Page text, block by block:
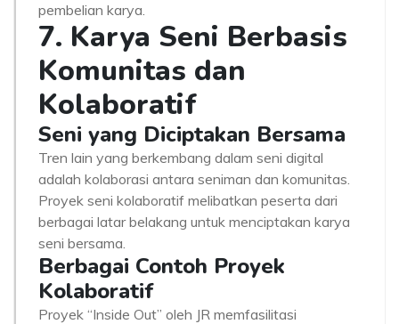
pembelian karya.
7. Karya Seni Berbasis
Komunitas dan
Kolaboratif
Seni yang Diciptakan Bersama
Tren lain yang berkembang dalam seni digital
adalah kolaborasi antara seniman dan komunitas.
Proyek seni kolaboratif melibatkan peserta dari
berbagai latar belakang untuk menciptakan karya
seni bersama.
Berbagai Contoh Proyek
Kolaboratif
Proyek “Inside Out” oleh JR memfasilitasi